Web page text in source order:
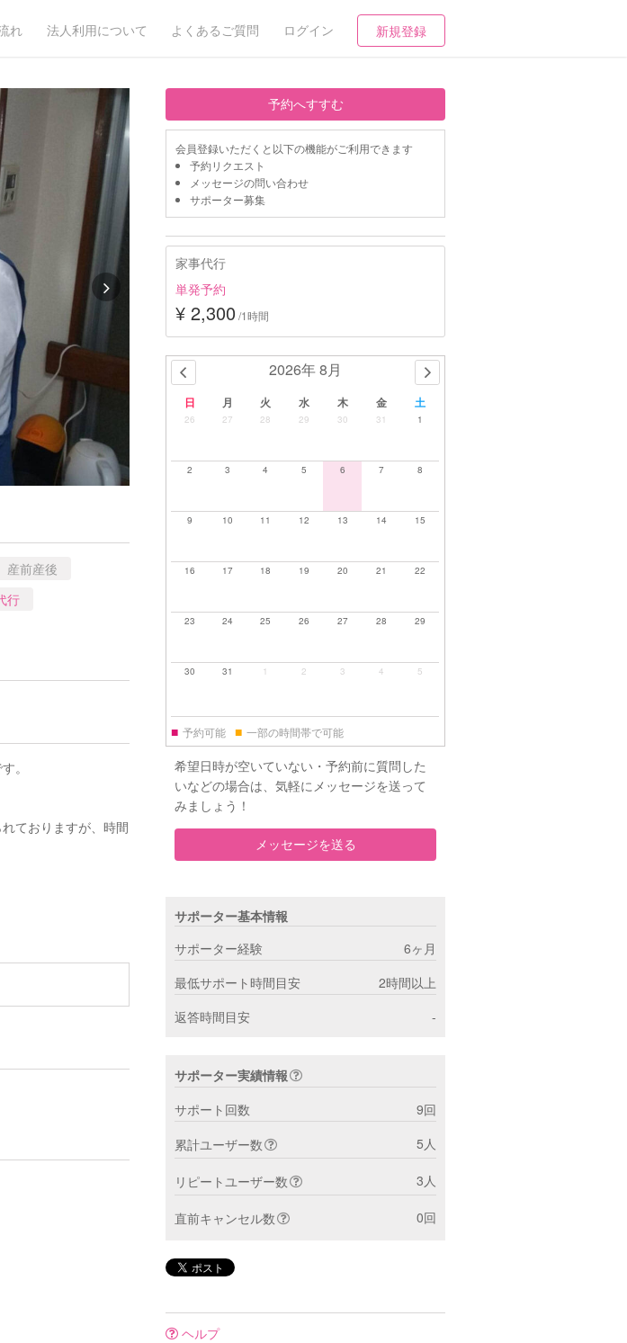
れ 法人利用について よくあるご質問 ログイン 新規登録
産前産後
行
。
ておりますが、時間
予約へすすむ
会員登録いただくと以下の機能がご利用できます
予約リクエスト
メッセージの問い合わせ
サポーター募集
家事代行
単発予約
¥ 2,300 /1時間
2026年 8月
日 月 火 水 木 金 土
26 27 28 29 30 31 1
2 3 4 5 6 7 8
9 10 11 12 13 14 15
16 17 18 19 20 21 22
23 24 25 26 27 28 29
30 31 1 2 3 4 5
■ 予約可能 ■ 一部の時間帯で可能
希望日時が空いていない・予約前に質問した
いなどの場合は、気軽にメッセージを送って
みましょう！
メッセージを送る
サポーター基本情報
サポーター経験
6ヶ月
最低サポート時間目安
2時間以上
返答時間目安
-
サポーター実績情報
サポート回数
9回
累計ユーザー数
5人
リピートユーザー数 3人
直前キャンセル数 0回
ヘルプ